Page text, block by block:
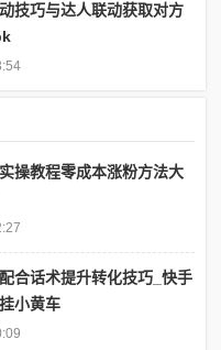
技巧与达人联动获取对方
操教程零成本涨粉方法大
合话术提升转化技巧_快手
小黄车